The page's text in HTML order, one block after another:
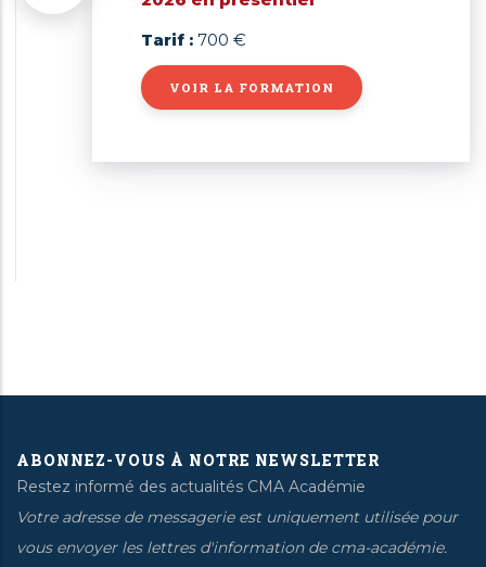
Tarif : 700 €
VOIR LA FORMATION
ABONNEZ-VOUS À NOTRE NEWSLETTER
Restez informé des actualités CMA Académie
Votre adresse de messagerie est uniquement utilisée pour
vous envoyer les lettres d'information de cma-académie.